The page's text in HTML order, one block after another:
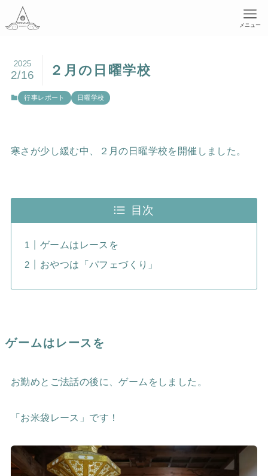
メニュー
２月の日曜学校
2025
2/16
行事レポート 日曜学校
寒さが少し緩む中、２月の日曜学校を開催しました。
目次
ゲームはレースを
おやつは「パフェづくり」
ゲームはレースを
お勤めとご法話の後に、ゲームをしました。
「お米袋レース」です！